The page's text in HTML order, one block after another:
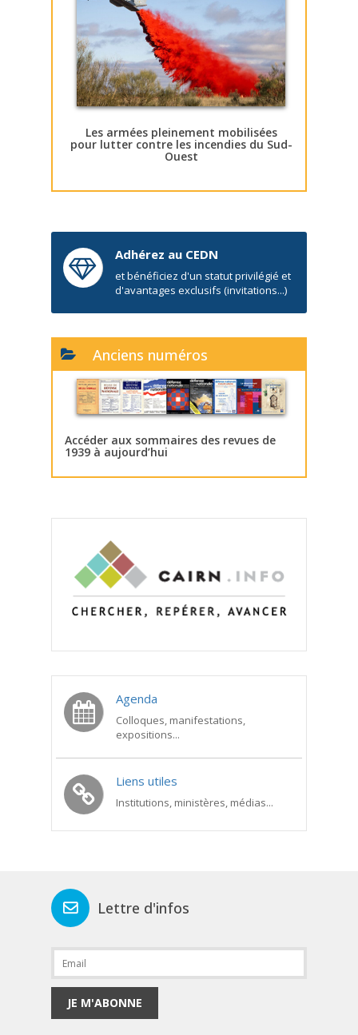
Les armées pleinement mobilisées
pour lutter contre les incendies du Sud-
Ouest
Adhérez au CEDN
et bénéficiez d'un statut privilégié et
d'avantages exclusifs (invitations...)
Anciens numéros
Accéder aux sommaires des revues de
1939 à aujourd’hui
Agenda
Colloques, manifestations,
expositions...
Liens utiles
Institutions, ministères, médias...
Lettre d'infos
JE M'ABONNE